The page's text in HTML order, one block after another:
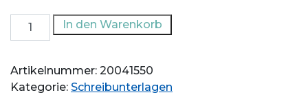
seitige
Europa
PLZ
In den Warenkorb
Artikelnummer: 20041550
Kategorie: Schreibunterlagen